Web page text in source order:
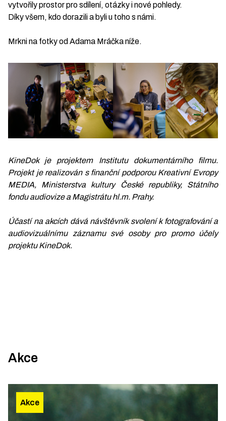
vytvořily prostor pro sdílení, otázky i nové pohledy.
Díky všem, kdo dorazili a byli u toho s námi.
Mrkni na fotky od Adama Mráčka níže.
KineDok je projektem Institutu dokumentárního filmu.
Projekt je realizován s finanční podporou Kreativní Evropy
MEDIA, Ministerstva kultury České republiky, Státního
fondu audiovize a Magistrátu hl.m. Prahy.
Účastí na akcích dává návštěvník svolení k fotografování a
audiovizuálnímu záznamu své osoby pro promo účely
projektu KineDok.
Akce
Akce